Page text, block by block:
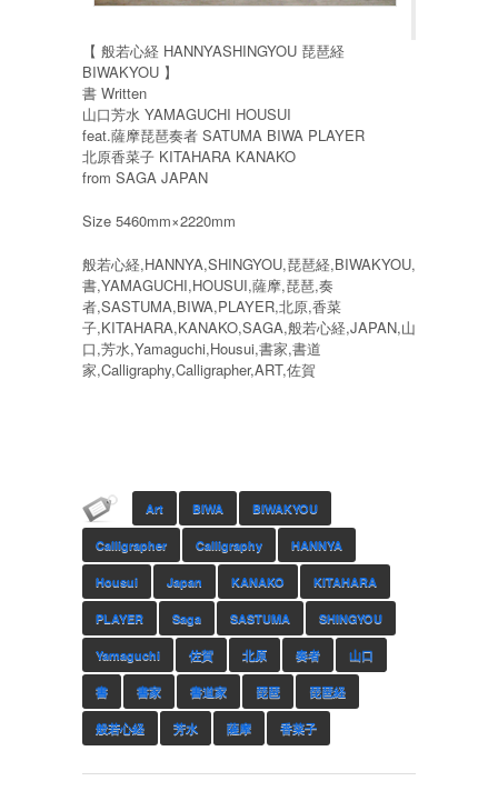
【 般若心経 HANNYASHINGYOU 琵琶経
BIWAKYOU 】
書 Written
山口芳水 YAMAGUCHI HOUSUI
feat.薩摩琵琶奏者 SATUMA BIWA PLAYER
北原香菜子 KITAHARA KANAKO
from SAGA JAPAN
Size 5460mm×2220mm
般若心経,HANNYA,SHINGYOU,琵琶経,BIWAKYOU,
書,YAMAGUCHI,HOUSUI,薩摩,琵琶,奏
者,SASTUMA,BIWA,PLAYER,北原,香菜
子,KITAHARA,KANAKO,SAGA,般若心経,JAPAN,山
口,芳水,Yamaguchi,Housui,書家,書道
家,Calligraphy,Calligrapher,ART,佐賀
Art BIWA BIWAKYOU
Calligrapher Calligraphy HANNYA
Housui Japan KANAKO KITAHARA
PLAYER Saga SASTUMA SHINGYOU
Yamaguchi 佐賀 北原 奏者 山口
書 書家 書道家 琵琶 琵琶経
般若心経 芳水 薩摩 香菜子